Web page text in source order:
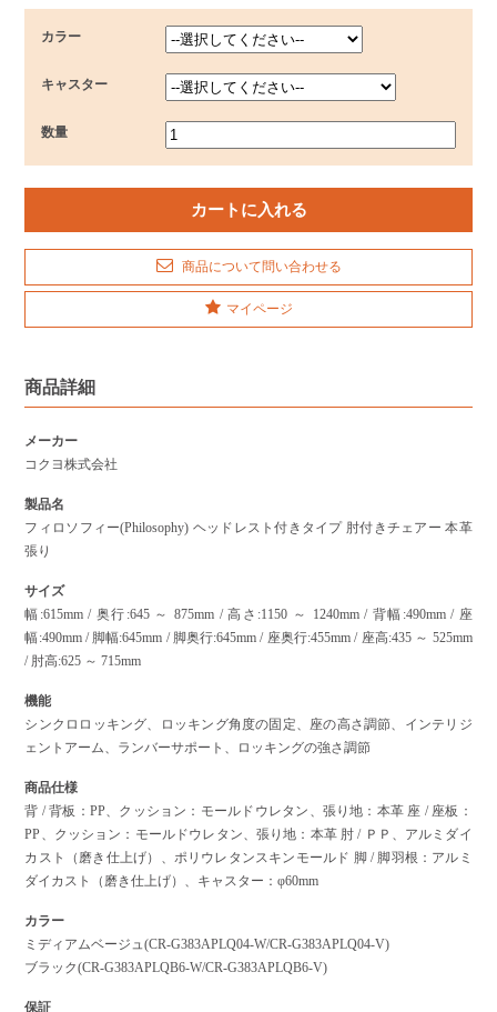
カラー
キャスター
数量
商品について問い合わせる
マイページ
商品詳細
メーカー
コクヨ株式会社
製品名
フィロソフィー(Philosophy) ヘッドレスト付きタイプ 肘付きチェアー 本革
張り
サイズ
幅:615mm / 奥行:645 ～ 875mm / 高さ:1150 ～ 1240mm / 背幅:490mm / 座
幅:490mm / 脚幅:645mm / 脚奥行:645mm / 座奥行:455mm / 座高:435 ～ 525mm
/ 肘高:625 ～ 715mm
機能
シンクロロッキング、ロッキング角度の固定、座の高さ調節、インテリジ
ェントアーム、ランバーサポート、ロッキングの強さ調節
商品仕様
背 / 背板：PP、クッション：モールドウレタン、張り地：本革 座 / 座板：
PP、クッション：モールドウレタン、張り地：本革 肘 / ＰＰ、アルミダイ
カスト（磨き仕上げ）、ポリウレタンスキンモールド 脚 / 脚羽根：アルミ
ダイカスト（磨き仕上げ）、キャスター：φ60mm
カラー
ミディアムベージュ(CR-G383APLQ04-W/CR-G383APLQ04-V)
ブラック(CR-G383APLQB6-W/CR-G383APLQB6-V)
保証